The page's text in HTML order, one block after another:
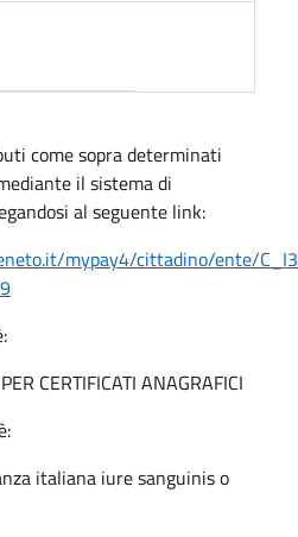
come sopra determinati
il sistema di
al seguente link:
mypay4/cittadino/ente/
CERTIFICATI ANAGRAFICI
italiana iure sanguinis o